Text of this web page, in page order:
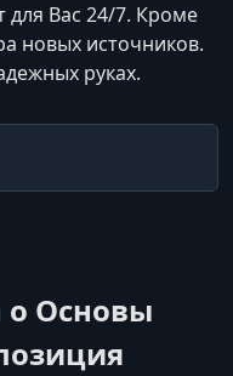
Вас 24/7. Кроме
новых источников.
руках.
о Основы